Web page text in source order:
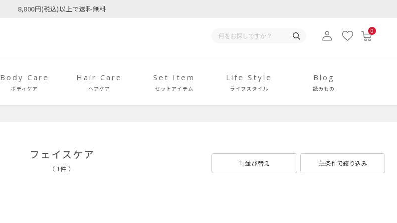
8,800円(税込)以上で送料無料
0
Body Care
ボディケア
Hair Care
ヘアケア
Set Item
セットアイテム
Life Style
ライフスタイル
Blog
読みもの
フェイスケア
（ 1件 ）
並び替え 条件で絞り込み